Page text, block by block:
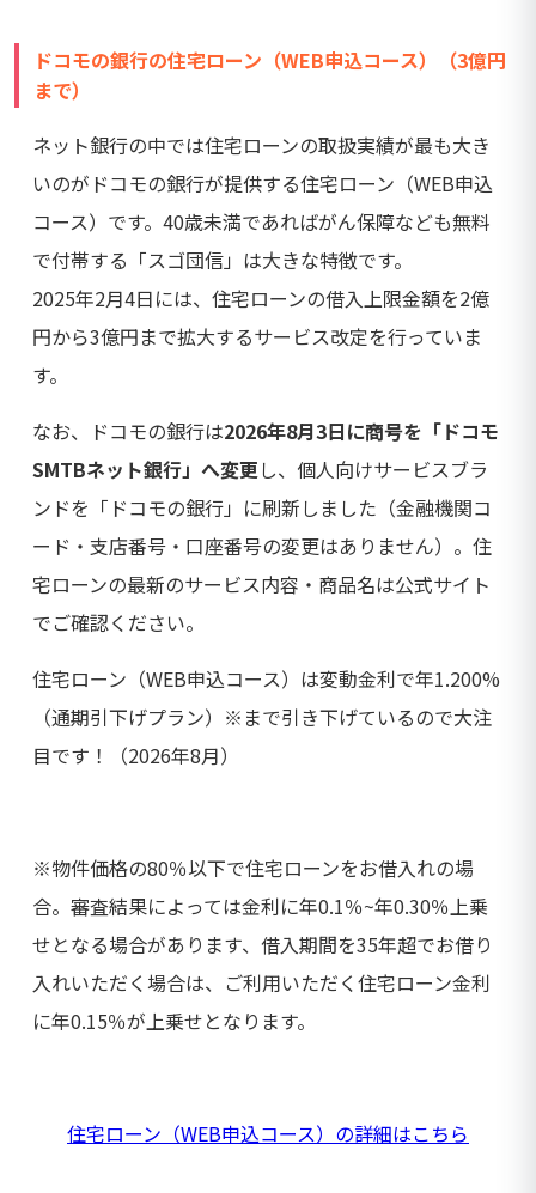
ドコモの銀行の住宅ローン（WEB申込コース）（3億円
まで）
ネット銀行の中では住宅ローンの取扱実績が最も大き
いのがドコモの銀行が提供する住宅ローン（WEB申込
コース）です。40歳未満であればがん保障なども無料
で付帯する「スゴ団信」は大きな特徴です。
2025年2月4日には、住宅ローンの借入上限金額を2億
円から3億円まで拡大するサービス改定を行っていま
す。
なお、ドコモの銀行は2026年8月3日に商号を「ドコモ
SMTBネット銀行」へ変更し、個人向けサービスブラ
ンドを「ドコモの銀行」に刷新しました（金融機関コ
ード・支店番号・口座番号の変更はありません）。住
宅ローンの最新のサービス内容・商品名は公式サイト
でご確認ください。
住宅ローン（WEB申込コース）は変動金利で年1.200%
（通期引下げプラン）※まで引き下げているので大注
目です！（2026年8月）
※物件価格の80％以下で住宅ローンをお借入れの場
合。審査結果によっては金利に年0.1％~年0.30％上乗
せとなる場合があります、借入期間を35年超でお借り
入れいただく場合は、ご利用いただく住宅ローン金利
に年0.15％が上乗せとなります。
住宅ローン（WEB申込コース）の詳細はこちら